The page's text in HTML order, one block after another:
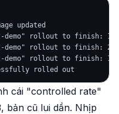
updated
demo" rollout to finish: 1
demo" rollout to finish: 2
demo" rollout to finish: 1
cái "controlled rate"
bản cũ lui dần. Nhịp